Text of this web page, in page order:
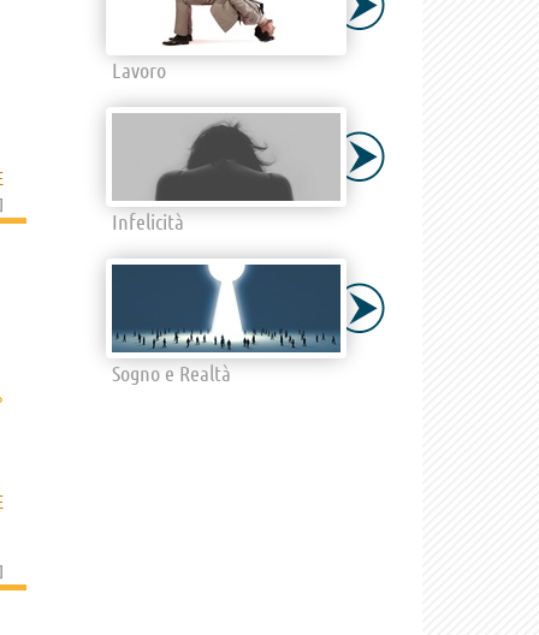
]
]
Lavoro
Infelicità
Sogno e Realtà